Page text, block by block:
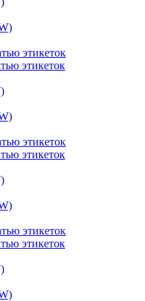
этикеток
этикеток
этикеток
этикеток
этикеток
этикеток